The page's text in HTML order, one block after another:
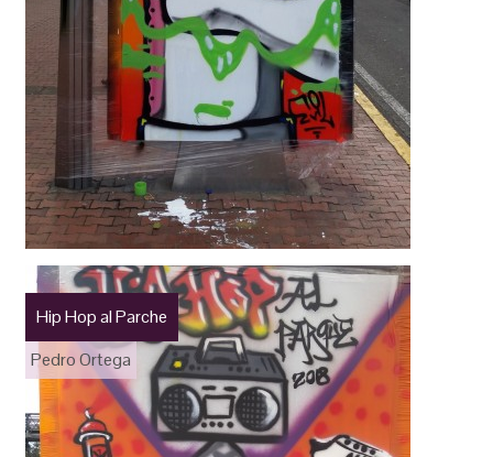
Hip Hop al Parche
Pedro Ortega